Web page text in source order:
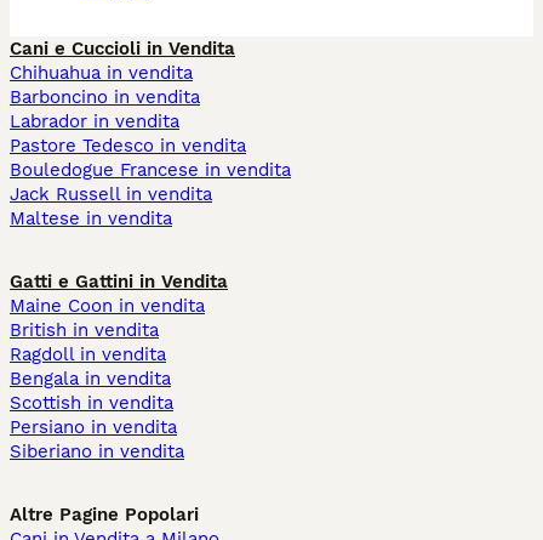
Cani e Cuccioli in Vendita
Chihuahua in vendita
Barboncino in vendita
Labrador in vendita
Pastore Tedesco in vendita
Bouledogue Francese in vendita
Jack Russell in vendita
Maltese in vendita
Gatti e Gattini in Vendita
Maine Coon in vendita
British in vendita
Ragdoll in vendita
Bengala in vendita
Scottish in vendita
Persiano in vendita
Siberiano in vendita
Altre Pagine Popolari